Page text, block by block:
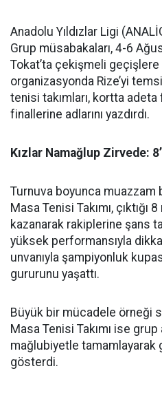
Anadolu Yıldızlar Ligi
Grup müsabakaları, 4-6
Tokat’ta çekişmeli
organizasyonda Rize’yi
tenisi takımları, kortta adeta
finallerine adlarını yazdırdı.
Kızlar Namağlup Zirvede:
Turnuva boyunca muazzam
Masa Tenisi Takımı, çıktığı
kazanarak rakiplerine şans
yüksek performansıyla
unvanıyla şampiyonluk
gururunu yaşattı.
Büyük bir mücadele örneği
Masa Tenisi Takımı ise grup
mağlubiyetle tamamlayarak
gösterdi.